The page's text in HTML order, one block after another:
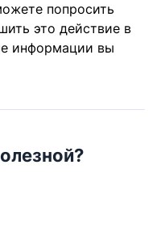
попросить
это действие в
информации вы